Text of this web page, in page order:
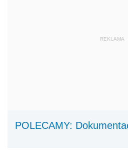
REKLAMA
POLECAMY: